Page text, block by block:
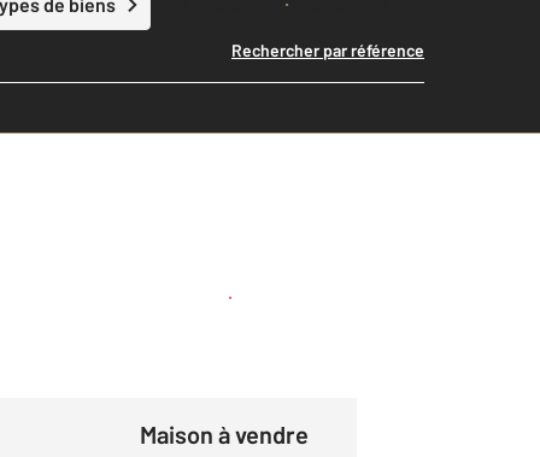
Rechercher par référence
Créer une alerte
Maison à vendre